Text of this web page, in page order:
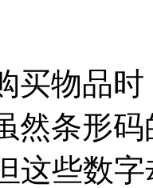
买物品
然条形
这些数